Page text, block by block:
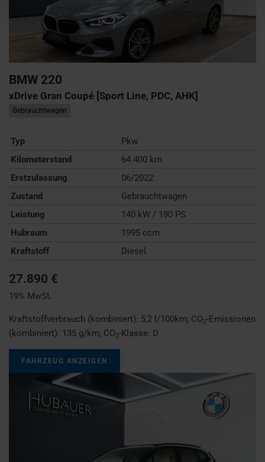
BMW 220
xDrive Gran Coupé [Sport Line, PDC, AHK]
Gebrauchtwagen
Typ
Pkw
Kilometerstand
64.400 km
Erstzulassung
06/2022
Zustand
Gebrauchtwagen
Leistung
140 kW / 190 PS
Hubraum
1995 ccm
Kraftstoff
Diesel
27.890 €
19% MwSt.
Kraftstoffverbrauch (kombiniert): 5,2 l/100km; CO2-Emissionen
(kombiniert): 135 g/km; CO2-Klasse: D
FAHRZEUG ANZEIGEN